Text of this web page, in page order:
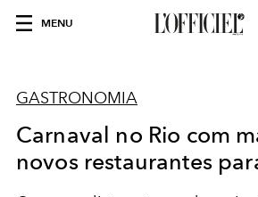
MENU
GASTRONOMIA
Carnaval no Rio com
novos restaurantes